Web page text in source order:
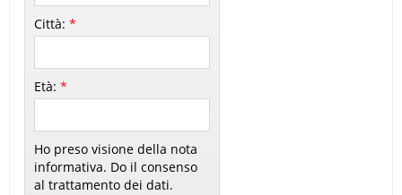
Città:*
Età:*
Ho preso visione della nota
informativa. Do il consenso
al trattamento dei dati.